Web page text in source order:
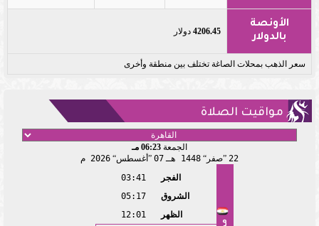
الأونصة
بالدولار
4206.45 دولار
سعر الذهب بمحلات الصاغة تختلف بين منطقة وأخرى
مواقيت الصلاة
الجمعة 06:23 مـ
22 صفر 1448 هـ 07 أغسطس 2026 م
الفجر
03:41
الشروق
05:17
الظهر
12:01